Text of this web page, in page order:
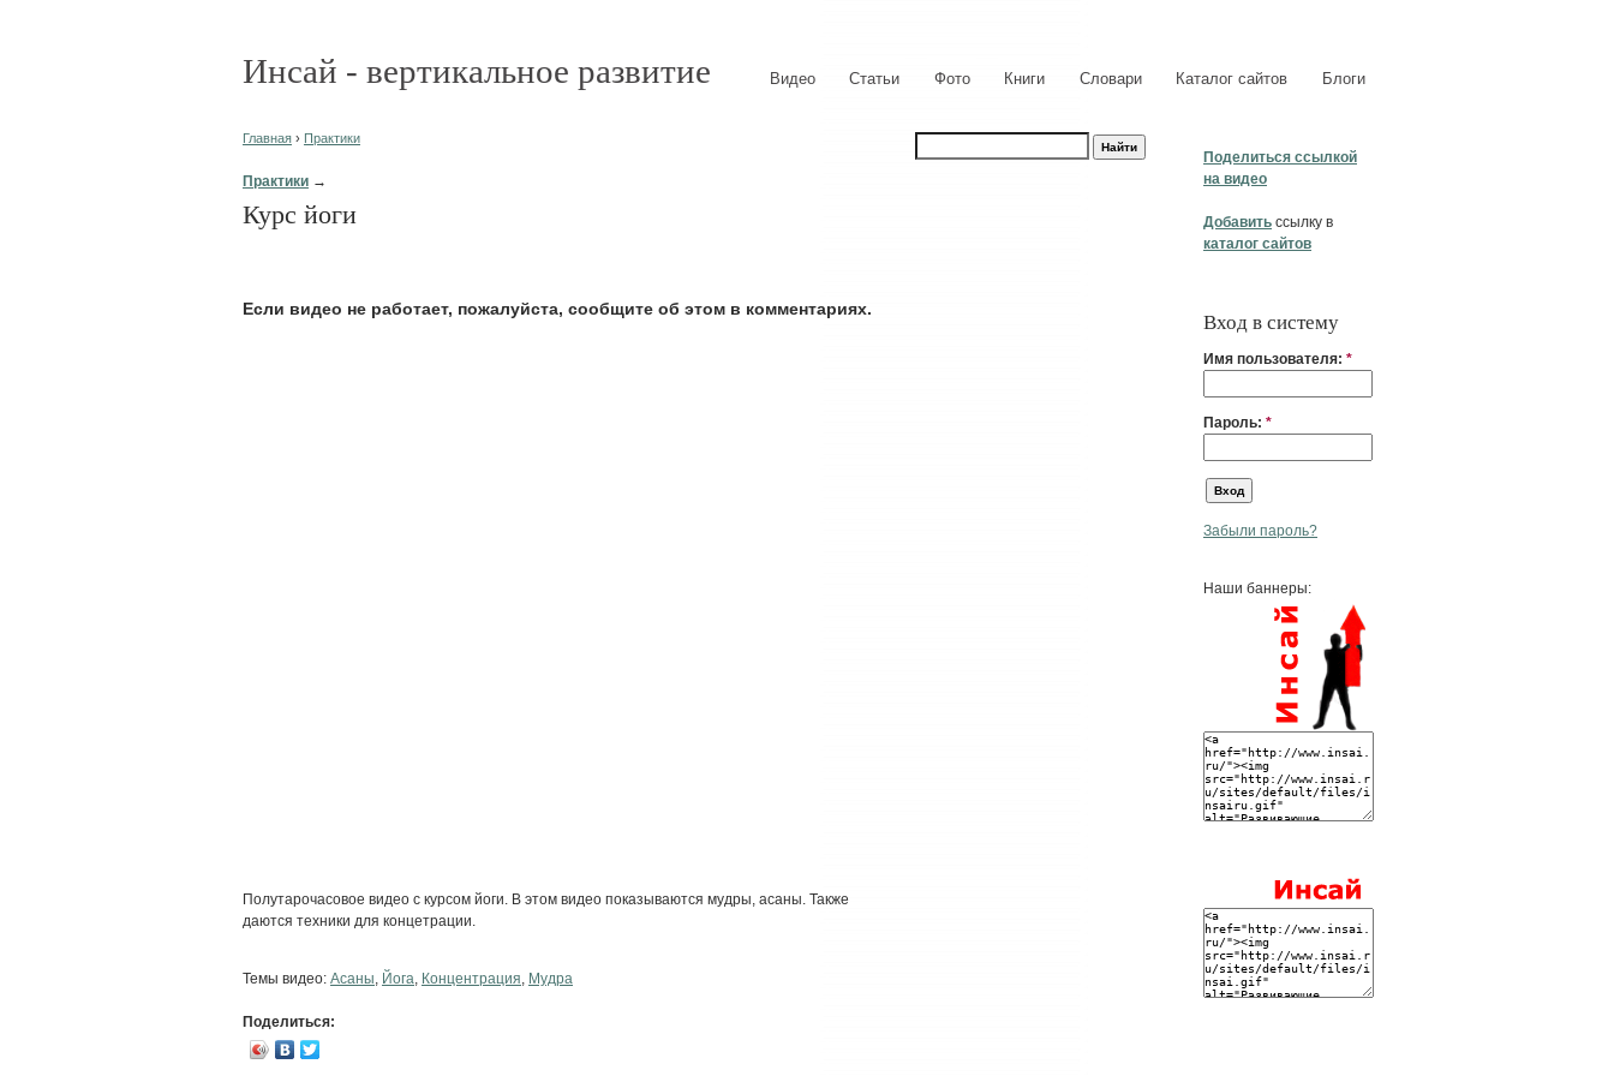
Инсай - вертикальное развитие Видео Статьи Фото Книги Словари Каталог сайтов Блоги
Поделиться ссылкой
на видео
Добавить ссылку в
каталог сайтов
Вход в систему
Имя пользователя: *
Пароль: *
Забыли пароль?
Наши баннеры:
Главная › Практики
Практики →
Курс йоги
Eсли видео не работает, пожалуйста, сообщите об этом в комментариях.
Полутарочасовое видео с курсом йоги. В этом видео показываются мудры, асаны. Также
даются техники для концетрации.
Темы видео: Асаны Йога Концентрация Мудра
Поделиться: